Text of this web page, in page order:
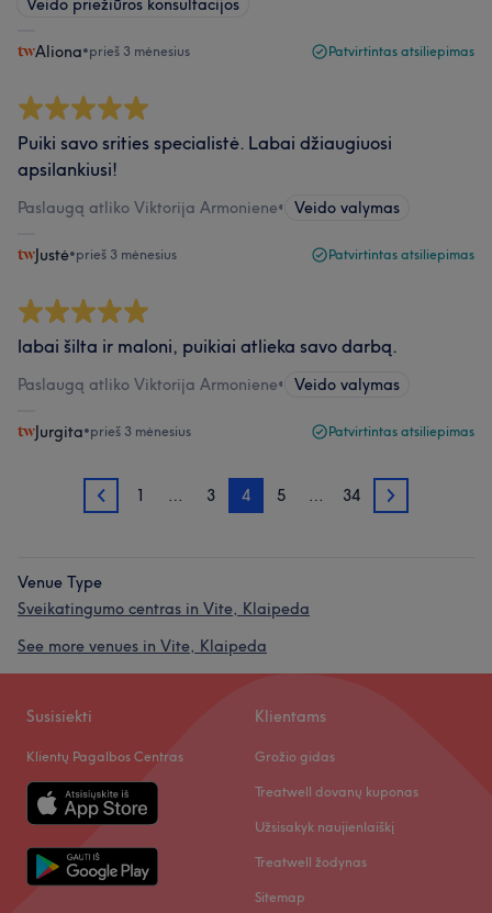
Veido priežiūros konsultacijos
Aliona•prieš 3 mėnesius Patvirtintas atsiliepimas
Puiki savo srities specialistė. Labai džiaugiuosi
apsilankiusi!
Paslaugą atliko Viktorija Armoniene• Veido valymas
Justė•prieš 3 mėnesius Patvirtintas atsiliepimas
labai šilta ir maloni, puikiai atlieka savo darbą.
Paslaugą atliko Viktorija Armoniene• Veido valymas
Jurgita•prieš 3 mėnesius Patvirtintas atsiliepimas
3 1 … 3 4 5 … 34 5
Venue Type
Sveikatingumo centras in Vite, Klaipeda
See more venues in Vite, Klaipeda
Susisiekti
Klientų Pagalbos Centras
Klientams
Grožio gidas
Treatwell dovanų kuponas
Užsisakyk naujienlaiškį
Treatwell žodynas
Sitemap